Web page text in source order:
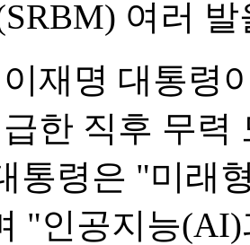
여러
재명 대통령
한 직후 무력
통령은 "미래
"인공지능